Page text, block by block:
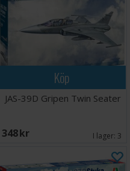
Köp
JAS-39D Gripen Twin Seater
348 SEK I lager: 3